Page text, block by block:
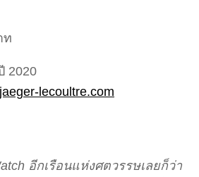
ท
2020
jaeger-lecoultre.com
อีกเรือนแห่งศตวรรษเลยก็ว่า